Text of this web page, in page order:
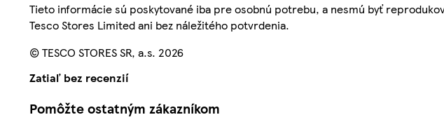
Tieto informácie sú poskytované iba pre osobnú potrebu, a nesmú byť
Tesco Stores Limited ani bez náležitého potvrdenia.
© TESCO STORES SR, a.s. 2026
Zatiaľ bez recenzií
Pomôžte ostatným zákazníkom